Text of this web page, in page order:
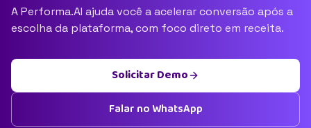
A Performa.AI ajuda você a acelerar conversão após a
escolha da plataforma, com foco direto em receita.
Solicitar Demo
Falar no WhatsApp